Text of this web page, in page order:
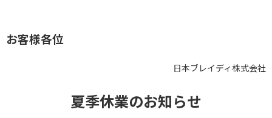
お客様各位
日本ブレイディ株式会社
夏季休業のお知らせ